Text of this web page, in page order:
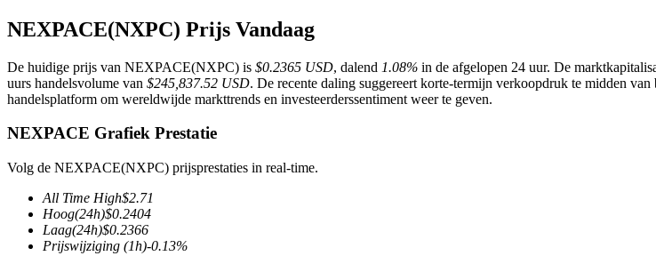
USDT-futures
Futures met USDT als onderpand
NEXPACE(NXPC) Prijs Vandaag
De huidige prijs van NEXPACE(NXPC) is $0.2365 USD, dalend 1.08% in de afgelopen 24 uur. De
uurs handelsvolume van $245,837.52 USD. De recente daling suggereert korte-termijn verkoopdruk te midden
handelsplatform om wereldwijde markttrends en investeerderssentiment weer te geven.
NEXPACE Grafiek Prestatie
Volg de NEXPACE(NXPC) prijsprestaties in real-time.
All Time High$2.71
Hoog(24h)$0.2404
Laag(24h)$0.2366
Prijswijziging (1h)-0.13%